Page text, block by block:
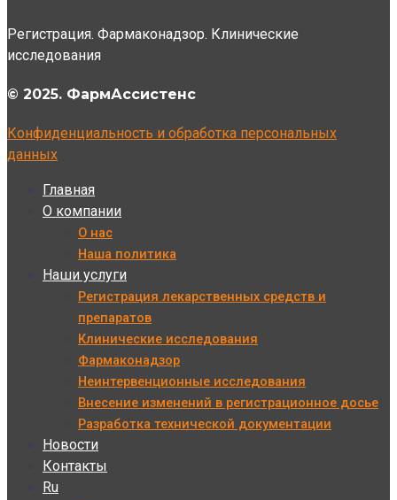
Регистрация. Фармаконадзор. Клинические
исследования
© 2025. ФармАссистенс
Конфиденциальность и обработка персональных
данных
Главная
О компании
О нас
Наша политика
Наши услуги
Регистрация лекарственных средств и
препаратов
Клинические исследования
Фармаконадзор
Неинтервенционные исследования
Внесение изменений в регистрационное досье
Разработка технической документации
Новости
Контакты
Ru